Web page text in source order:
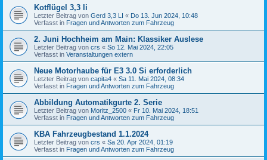
Kotflügel 3,3 li
Letzter Beitrag von Gerd 3,3 LI « Do 13. Jun 2024, 10:48
Verfasst in Fragen und Antworten zum Fahrzeug
2. Juni Hochheim am Main: Klassiker Auslese
Letzter Beitrag von crs « So 12. Mai 2024, 22:05
Verfasst in Veranstaltungen extern
Neue Motorhaube für E3 3.0 Si erforderlich
Letzter Beitrag von capita4 « Sa 11. Mai 2024, 08:34
Verfasst in Fragen und Antworten zum Fahrzeug
Abbildung Automatikgurte 2. Serie
Letzter Beitrag von Moritz_2500 « Fr 10. Mai 2024, 18:51
Verfasst in Fragen und Antworten zum Fahrzeug
KBA Fahrzeugbestand 1.1.2024
Letzter Beitrag von crs « Sa 20. Apr 2024, 01:19
Verfasst in Fragen und Antworten zum Fahrzeug